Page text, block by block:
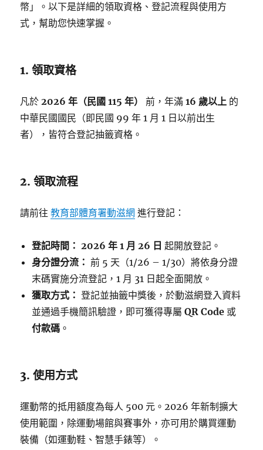
幣」。以下是詳細的領取資格、登記流程與使用方
式，幫助您快速掌握。
1. 領取資格
凡於2026 年（民國 115 年） 前，年滿16 歲以上 的
中華民國國民（即民國 99 年 1 月 1 日以前出生
者），皆符合登記抽籤資格。
2. 領取流程
請前往教育部體育署動滋網 進行登記：
登記時間： 2026 年 1 月 26 日 起開放登記。
身分證分流： 前 5 天（1/26 – 1/30）將依身分證
末碼實施分流登記，1 月 31 日起全面開放。
獲取方式： 登記並抽籤中獎後，於動滋網登入資料
並通過手機簡訊驗證，即可獲得專屬QR Code 或
付款碼 。
3. 使用方式
運動幣的抵用額度為每人 500 元。2026 年新制擴大
使用範圍，除運動場館與賽事外，亦可用於購買運動
裝備（如運動鞋、智慧手錶等）。